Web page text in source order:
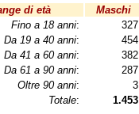
di età
Maschi
Fino a 18 anni: 327
Da 19 a 40 anni: 454
Da 41 a 60 anni: 382
Da 61 a 90 anni: 287
Oltre 90 anni: 3
Totale: 1.453